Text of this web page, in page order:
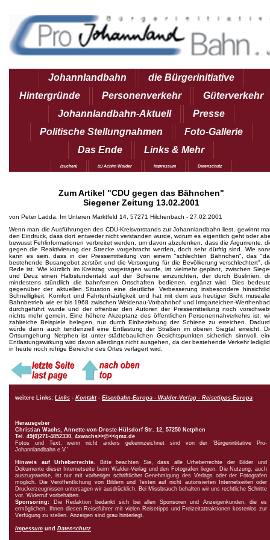
Johannlandbahn
die Bürgerinitiative
Hintergründe
Personenverkehr
Güterverkehr
Johannlandbahn-Aktuell
Presse
Politische Stellungnahmen
Foto-Gallerie
Das Ende
Links & Mehr
(suchen) (c) Achim Walder Impressum Datenschutz
Zum Artikel "CDU gegen das Bähnchen"
Siegener Zeitung 13.02.2001
von Peter Ladda, Im Unteren Marktfeld 14, 57271 Hilchenbach - 27.02.2001
Wenn man die Ausführungen des CDU-Kreisvorstands zur Johannlandbahn liest, gewinnt
den Eindruck, dass dort entweder nicht verstanden wurde, worum es eigentlich geht oder
bewusst Fehlinformationen verbreitet werden, um davon abzulenken, dass die Argumente,
gegen die Reaktivierung der Strecke vorgebracht werden, doch sehr dürftig sind. Wie
kann es sein, dass in der Pressemitteilung von einem "schlechten Bähnchen", das
bestehende Busangebot zerstört und die Versorgung für die Bevölkerung verschlechtert",
Rede ist. Wie kürzlich im Kreistag vorgetragen wurde, ist vielmehr geplant, zwischen
und Deuz einen Halbstundentakt auf der Schiene einzurichten, der durch Buslinien,
mindestens stündlich die bahnfernen Ortschaften bedienen, ergänzt wird. Dies
gegenüber der aktuellen Situation eine deutliche Verbesserung insbesondere
Schnelligkeit, Komfort und Fahrtenhäufigkeit und hat mit dem aus heutiger Sicht
Bahnbetrieb wie er bis 1968 zwischen Weidenau-Vorbahnhof und Irmgarteichen-
durchgeführt wurde und der offenbar den Autoren der Pressemitteilung noch
nichts mehr gemein. Eine höhere Akzeptanz des öffentlichen Personennahverkehrs ist,
zahlreiche Beispiele belegen, nur durch Einbeziehung der Schiene zu erreichen.
würde dann auch tendenziell eine Entlastung der Straßen im oberen Siegtal erreicht.
Ortsumgehung Netphen ist unter städtebaulichen Gesichtspunkten sicherlich sinnvoll,
Entlastungswirkung wird davon allerdings nicht ausgehen, da der bestehende Verkehr
in heute noch ruhige Bereiche des Ortes verlagert wird.
weitere Links: Links - Kontakt- Eisenbahn-Europa - Walder-Verlag - Reisetipps-Europa
Herausgeber
Christian Wachs, Annette-von-Droste-Hülsdorf Str. 12, 57250 Netphen
Tel. 49(0)271-4852330, 4xwachs>>@<<gmx.de
Fotos und Text, wenn nicht anders gekennzeichnet sind von der 'Bürgerintitative Pro-
Johannlandbahn e.V.'
Hinweis auf Urheberrechte.
Bitte beachten Sie, dass alle Urheberrechte der Bilder und
Dokumente dieser Internetseite beim Walder-Verlag und den Fotografen liegen. Die Nutzung, auch
auszugsweise, ist nur mit vorheriger schriftlicher Genehmigung des Verlags oder der Fotografen
möglich. Die Veröffentlichung von Bildern und Texten auf nicht autorisierten Internetseiten oder
Druckerzeugnissen untersagen wir ausdrücklich. Bei Missbrauch behalten wir uns rechtliche Schritte
vor. Widerruf vorbehalten.
Sponsoring: Die Redaktion bedankt sich bei allen Sponsoren und Anzeigenkunden, die es
ermöglichen, Ihnen diesen Reiseführer mit vielen Reisetipps und Freizeitattraktionen kostenlos zur
Verfügung zu stellen. Anzeigen sind grau hinterlegt.
Impessum und Datenschutz